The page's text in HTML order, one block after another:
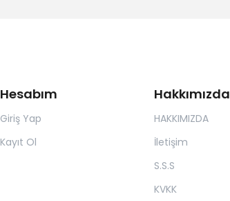
Hesabım
Giriş Yap
Kayıt Ol
Hakkımızda
HAKKIMIZDA
İletişim
S.S.S
KVKK